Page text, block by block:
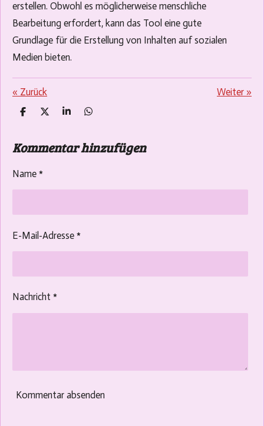
erstellen. Obwohl es möglicherweise menschliche
Bearbeitung erfordert, kann das Tool eine gute
Grundlage für die Erstellung von Inhalten auf sozialen
Medien bieten.
« Zurück Weiter »
T
l
e
T
l
e
T
l
e
T
l
e
Kommentar hinzufügen
Name *
E-Mail-Adresse *
Nachricht *
Kommentar absenden